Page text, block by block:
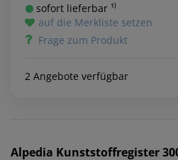
sofort lieferbar ¹⁾
auf die Merkliste setzen
Frage zum Produkt
2 Angebote verfügbar
Alpedia Kunststoffregister